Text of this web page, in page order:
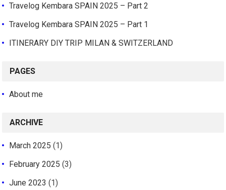
Travelog Kembara SPAIN 2025 – Part 2
Travelog Kembara SPAIN 2025 – Part 1
ITINERARY DIY TRIP MILAN & SWITZERLAND
PAGES
About me
ARCHIVE
March 2025 (1)
February 2025 (3)
June 2023 (1)